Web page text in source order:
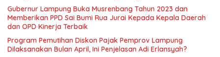
Gubernur Lampung Buka Musrenbang Tahun 2023 dan
Memberikan PPD Sai Bumi Rua Jurai Kepada Kepala Daerah
dan OPD Kinerja Terbaik
Program Pemutihan Diskon Pajak Pemprov Lampung
Dilaksanakan Bulan April, Ini Penjelasan Adi Erlansyah?